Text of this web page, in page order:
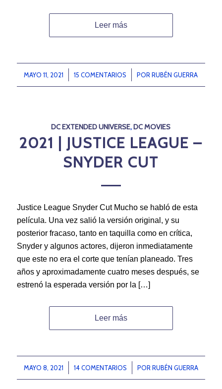
Leer más
MAYO 11, 2021
/ 15 COMENTARIOS
/ PORRUBÉN GUERRA
DC EXTENDED UNIVERSE, DC MOVIES
2021 | JUSTICE LEAGUE –
SNYDER CUT
Justice League Snyder Cut Mucho se habló de esta
película. Una vez salió la versión original, y su
posterior fracaso, tanto en taquilla como en crítica,
Snyder y algunos actores, dijeron inmediatamente
que este no era el corte que tenían planeado. Tres
años y aproximadamente cuatro meses después, se
estrenó la esperada versión por la […]
Leer más
MAYO 8, 2021
/ 14 COMENTARIOS
/ POR RUBÉN GUERRA